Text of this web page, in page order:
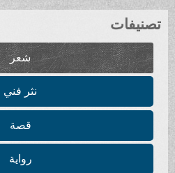
تصنيفات
شعر
نثر فني
قصة
رواية